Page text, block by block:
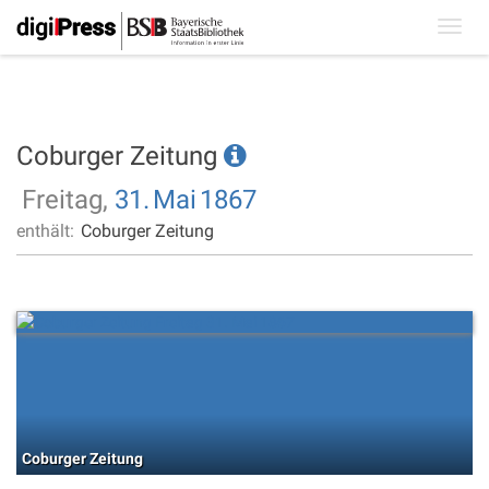
Coburger Zeitung
Freitag, 31. Mai 1867
enthält: Coburger Zeitung
Coburger Zeitung